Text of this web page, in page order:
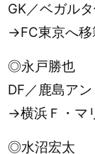
GK／ベガル
→FC東京へ移
◎永戸勝也
DF／鹿島ア
→横浜Ｆ・マ
◎水沼宏太